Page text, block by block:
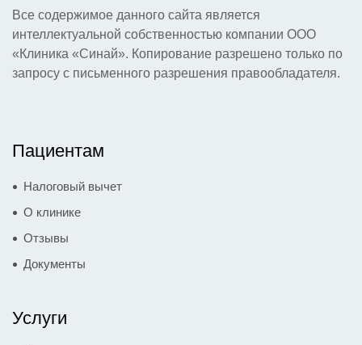
Все содержимое данного сайта является
интеллектуальной собственностью компании ООО
«Клиника «Синай». Копирование разрешено только по
запросу с письменного разрешения правообладателя.
Пациентам
Налоговый вычет
О клинике
Отзывы
Документы
Услуги